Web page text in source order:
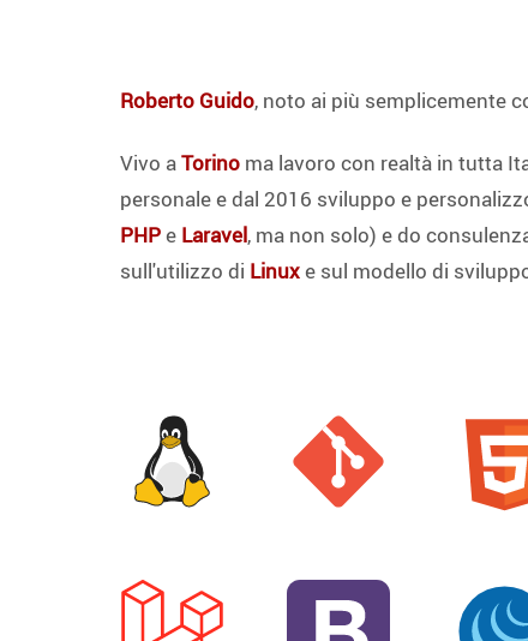
Roberto Guido, noto ai più semplicemente
Vivo aTorino ma lavoro con realtà in tutta
personale e dal 2016 sviluppo e
PHPe Laravel, ma non solo) e do
sull'utilizzo di Linuxe sul modello di